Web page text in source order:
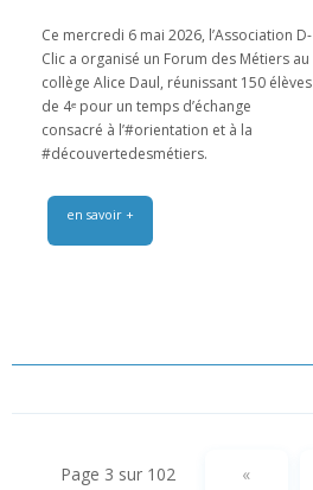
Ce mercredi 6 mai 2026, l’Association D-
Clic a organisé un Forum des Métiers au
collège Alice Daul, réunissant 150 élèves
de 4ᵉ pour un temps d’échange
consacré à l’#orientation et à la
#découvertedesmétiers.
en savoir +
Page 3 sur 102 «